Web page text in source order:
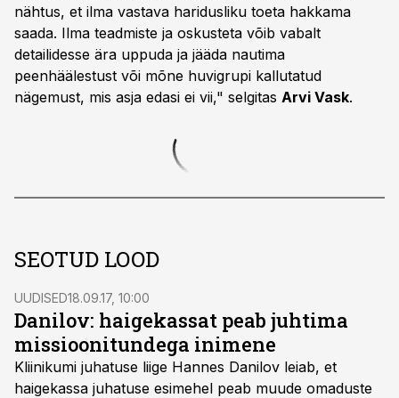
nähtus, et ilma vastava haridusliku toeta hakkama
saada. Ilma teadmiste ja oskusteta võib vabalt
detailidesse ära uppuda ja jääda nautima
peenhäälestust või mõne huvigrupi kallutatud
nägemust, mis asja edasi ei vii," selgitas Arvi Vask.
SEOTUD LOOD
UUDISED18.09.17, 10:00
Danilov: haigekassat peab juhtima
missioonitundega inimene
Kliinikumi juhatuse liige Hannes Danilov leiab, et
haigekassa juhatuse esimehel peab muude omaduste